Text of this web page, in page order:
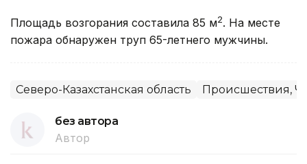
Площадь возгорания составила 85 м2. На месте
пожара обнаружен труп 65-летнего мужчины.
Северо-Казахстанская область Происшествия,
без автора
Автор